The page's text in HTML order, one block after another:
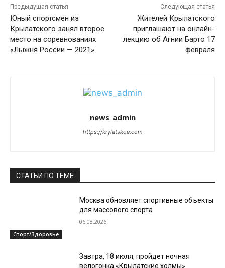
Предыдущая статья
Юный спортсмен из
Крылатского занял второе
место на соревнованиях
«Лыжня России — 2021»
Следующая статья
Жителей Крылатского
приглашают на онлайн-
лекцию об Агнии Барто 17
февраля
news_admin
https://krylatskoe.com
СТАТЬИ ПО ТЕМЕ
Спорт/Здоровье
Москва обновляет спортивные объекты
для массового спорта
06.08.2026
Завтра, 18 июля, пройдет ночная
велогонка «Крылатские холмы»